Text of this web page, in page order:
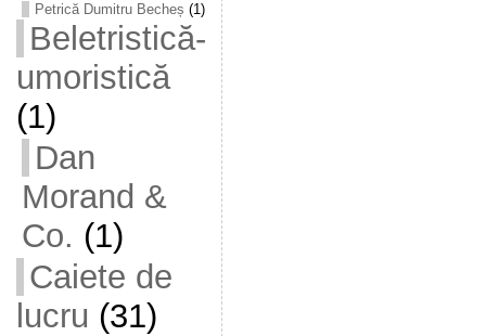
Petrică Dumitru Becheș (1)
Beletristică-
umoristică
(1)
Dan
Morand &
Co. (1)
Caiete de
lucru (31)